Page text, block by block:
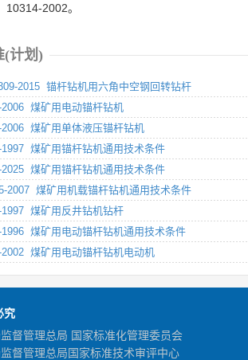
10314-2002。
(计划)
2015 锚杆钻机用六角中空钢回转钻杆
2006 煤矿用电动锚杆钻机
2006 煤矿用单体液压锚杆钻机
1997 煤矿用锚杆钻机通用技术条件
2025 煤矿用锚杆钻机通用技术条件
2007 煤矿用机载锚杆钻机通用技术条件
1997 煤矿用反井钻机钻杆
1996 煤矿用电动锚杆钻机通用技术条件
2002 煤矿用电动锚杆钻机电动机
究
督管理总局 国家标准化管理委员会
督管理总局国家标准技术审评中心